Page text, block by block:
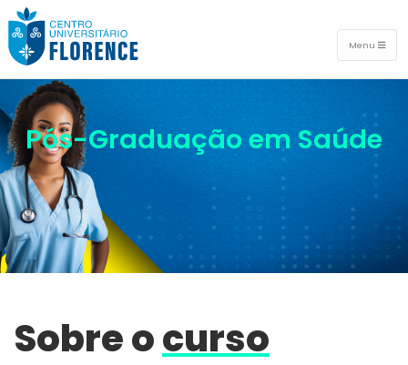
Menu
Pós-Graduação em Saúde
Sobre ocurso